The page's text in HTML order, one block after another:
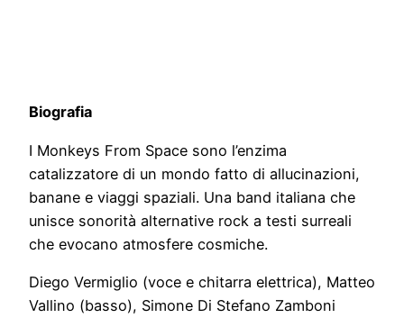
Biografia
I Monkeys From Space sono l’enzima
catalizzatore di un mondo fatto di allucinazioni,
banane e viaggi spaziali. Una band italiana che
unisce sonorità alternative rock a testi surreali
che evocano atmosfere cosmiche.
Diego Vermiglio (voce e chitarra elettrica), Matteo
Vallino (basso), Simone Di Stefano Zamboni